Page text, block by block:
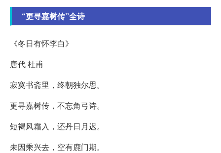
“更寻嘉树传”全诗
《冬日有怀李白》
唐代 杜甫
寂寞书斋里，终朝独尔思。
更寻嘉树传，不忘角弓诗。
短褐风霜入，还丹日月迟。
未因乘兴去，空有鹿门期。